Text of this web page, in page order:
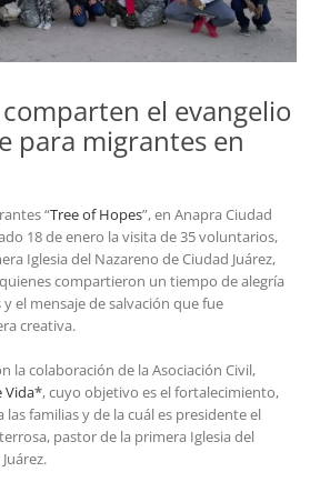
el evangelio
para migrantes en
“Tree of Hopes”, en Anapra Ciudad
18 de enero la visita de 35 voluntarios,
Iglesia del Nazareno de Ciudad Juárez,
compartieron un tiempo de alegría
el mensaje de salvación que fue
creativa.
la colaboración de la Asociación Civil,
Vida*, cuyo objetivo es el fortalecimiento,
familias y de la cuál es presidente el
pastor de la primera Iglesia del